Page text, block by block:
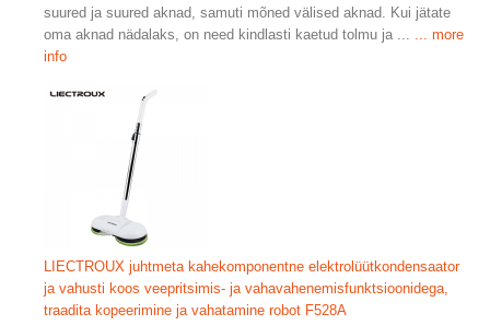
suured ja suured aknad, samuti mõned välised aknad. Kui jätate
oma aknad nädalaks, on need kindlasti kaetud tolmu ja ...
... more
info
LIECTROUX juhtmeta kahekomponentne elektrolüütkondensaator
ja vahusti koos veepritsimis- ja vahavahenemisfunktsioonidega,
traadita kopeerimine ja vahatamine robot F528A